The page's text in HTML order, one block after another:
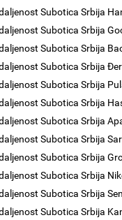
Subotica Srbija
Subotica Srbija
Subotica Srbija
Subotica Srbija
Subotica Srbija
Subotica Srbija
Subotica Srbija
Subotica Srbija
Subotica Srbija
Subotica Srbija
Subotica Srbija
Subotica Srbija